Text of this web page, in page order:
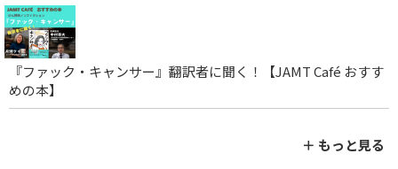
『ファック・キャンサー』翻訳者に聞く！【JAMT Café おすす
めの本】
＋ もっと見る